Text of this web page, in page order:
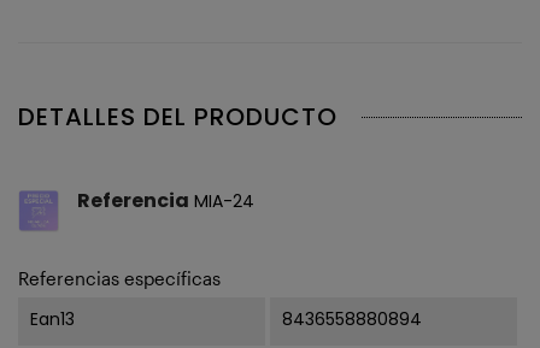
DETALLES DEL PRODUCTO
Referencia MIA-24
Referencias específicas
Ean13 8436558880894